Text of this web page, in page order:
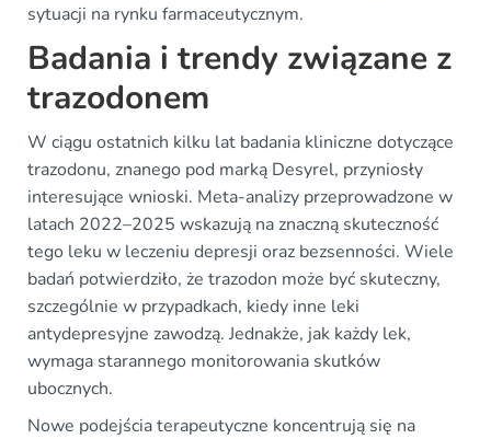
sytuacji na rynku farmaceutycznym.
Badania i trendy związane z
trazodonem
W ciągu ostatnich kilku lat badania kliniczne dotyczące
trazodonu, znanego pod marką Desyrel, przyniosły
interesujące wnioski. Meta-analizy przeprowadzone w
latach 2022–2025 wskazują na znaczną skuteczność
tego leku w leczeniu depresji oraz bezsenności. Wiele
badań potwierdziło, że trazodon może być skuteczny,
szczególnie w przypadkach, kiedy inne leki
antydepresyjne zawodzą. Jednakże, jak każdy lek,
wymaga starannego monitorowania skutków
ubocznych.
Nowe podejścia terapeutyczne koncentrują się na